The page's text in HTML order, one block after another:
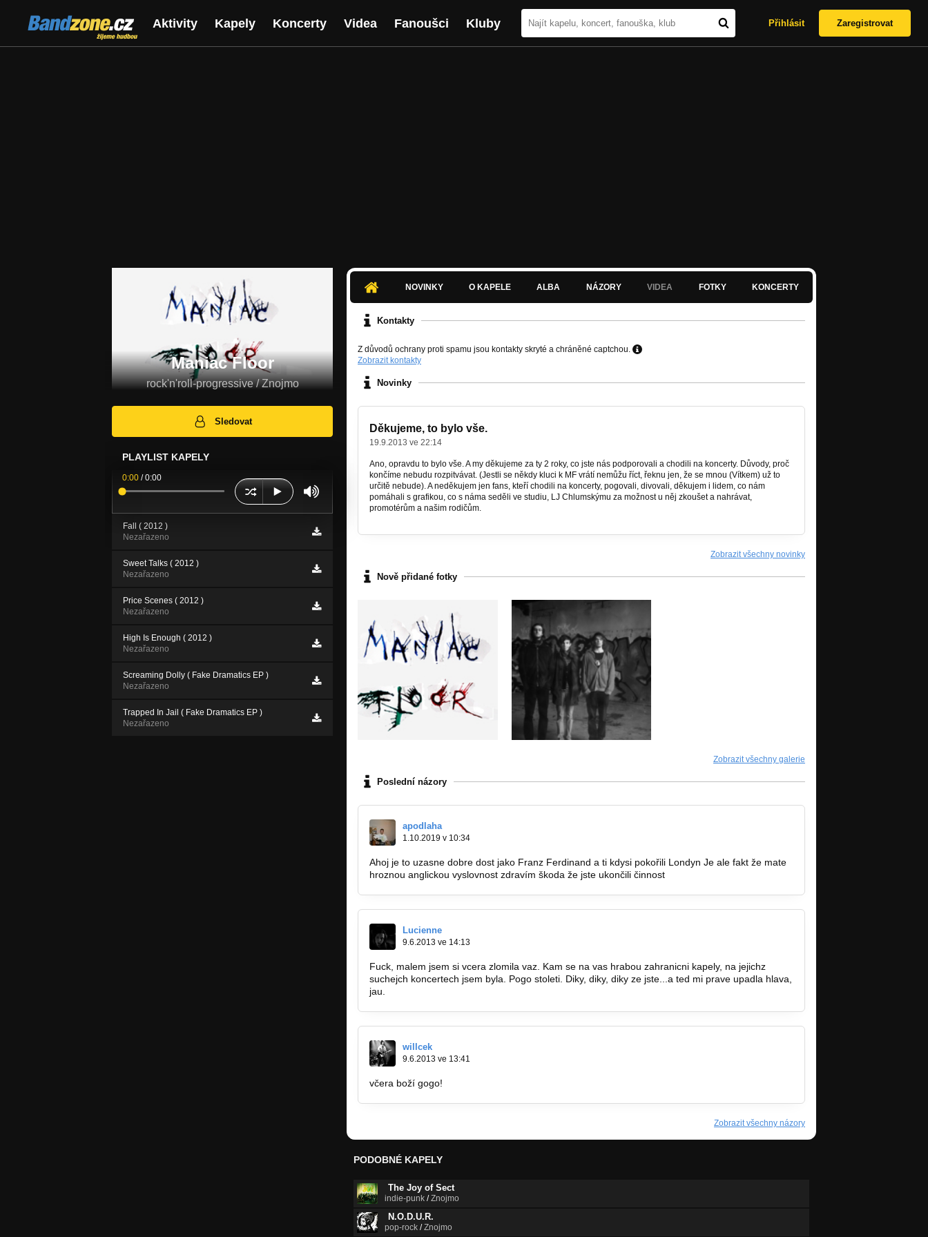
Bandzone.cz
žijeme hudbou
Aktivity Kapely Koncerty Videa Fanoušci Kluby Přihlásit Zaregistrovat
Maniac Floor
rock'n'roll-progressive / Znojmo
Sledovat
PLAYLIST KAPELY
0:00 /0:00
Fall ( 2012 )
Nezařazeno
Sweet Talks ( 2012 )
Nezařazeno
Price Scenes ( 2012 )
Nezařazeno
High Is Enough ( 2012 )
Nezařazeno
Screaming Dolly ( Fake Dramatics EP )
Nezařazeno
Trapped In Jail ( Fake Dramatics EP )
Nezařazeno
NOVINKY O KAPELE ALBA NÁZORY VIDEA FOTKY KONCERTY
Kontakty
Z důvodů ochrany proti spamu jsou kontakty skryté a chráněné captchou.
Zobrazit kontakty
Novinky
Děkujeme, to bylo vše.
19.9.2013 ve 22:14
Ano, opravdu to bylo vše. A my děkujeme za ty 2 roky, co jste nás podporovali a chodili na koncerty. Důvody, proč
končíme nebudu rozpitvávat. (Jestli se někdy kluci k MF vrátí nemůžu říct, řeknu jen, že se mnou (Vítkem) už to
určitě nebude). A neděkujem jen fans, kteří chodili na koncerty, pogovali, divovali, děkujem i lidem, co nám
pomáhali s grafikou, co s náma seděli ve studiu, LJ Chlumskýmu za možnost u něj zkoušet a nahrávat,
promotérům a našim rodičům.
Zobrazit všechny novinky
Nově přidané fotky
Zobrazit všechny galerie
Poslední názory
apodlaha
1.10.2019 v 10:34
Ahoj je to uzasne dobre dost jako Franz Ferdinand a ti kdysi pokořili Londyn Je ale fakt že mate
hroznou anglickou vyslovnost zdravím škoda že jste ukončili činnost
Lucienne
9.6.2013 ve 14:13
Fuck, malem jsem si vcera zlomila vaz. Kam se na vas hrabou zahranicni kapely, na jejichz
suchejch koncertech jsem byla. Pogo stoleti. Diky, diky, diky ze jste...a ted mi prave upadla hlava,
jau.
willcek
9.6.2013 ve 13:41
včera boží gogo!
Zobrazit všechny názory
PODOBNÉ KAPELY
The Joy of Sect
indie-punk /Znojmo
N.O.D.U.R.
pop-rock /Znojmo